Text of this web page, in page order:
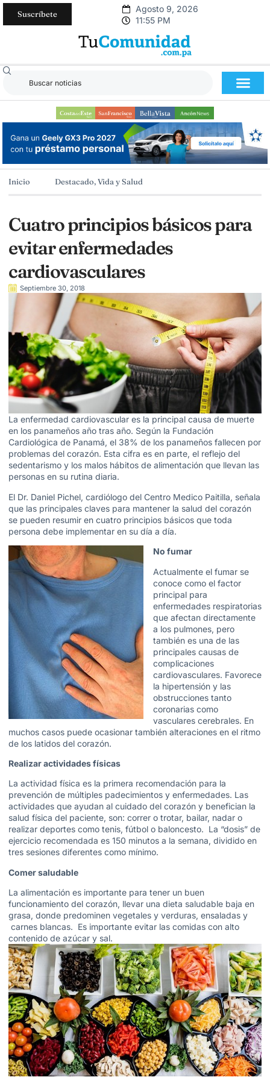
Suscríbete
Agosto 9, 2026
11:55 PM
Inicio Destacado,Vida y Salud
Cuatro principios básicos para
evitar enfermedades
cardiovasculares
Septiembre 30, 2018
La enfermedad cardiovascular es la principal causa de muerte
en los panameños año tras año. Según la Fundación
Cardiológica de Panamá, el 38% de los panameños fallecen por
problemas del corazón. Esta cifra es en parte, el reflejo del
sedentarismo y los malos hábitos de alimentación que llevan las
personas en su rutina diaria.
El Dr. Daniel Pichel, cardiólogo del Centro Medico Paitilla, señala
que las principales claves para mantener la salud del corazón
se pueden resumir en cuatro principios básicos que toda
persona debe implementar en su día a día.
No fumar
Actualmente el fumar se
conoce como el factor
principal para
enfermedades respiratorias
que afectan directamente
a los pulmones, pero
también es una de las
principales causas de
complicaciones
cardiovasculares. Favorece
la hipertensión y las
obstrucciones tanto
coronarias como
vasculares cerebrales. En
muchos casos puede ocasionar también alteraciones en el ritmo
de los latidos del corazón.
Realizar actividades físicas
La actividad física es la primera recomendación para la
prevención de múltiples padecimientos y enfermedades. Las
actividades que ayudan al cuidado del corazón y benefician la
salud física del paciente, son: correr o trotar, bailar, nadar o
realizar deportes como tenis, fútbol o baloncesto. La “dosis” de
ejercicio recomendada es 150 minutos a la semana, dividido en
tres sesiones diferentes como mínimo.
Comer saludable
La alimentación es importante para tener un buen
funcionamiento del corazón, llevar una dieta saludable baja en
grasa, donde predominen vegetales y verduras, ensaladas y
carnes blancas. Es importante evitar las comidas con alto
contenido de azúcar y sal.